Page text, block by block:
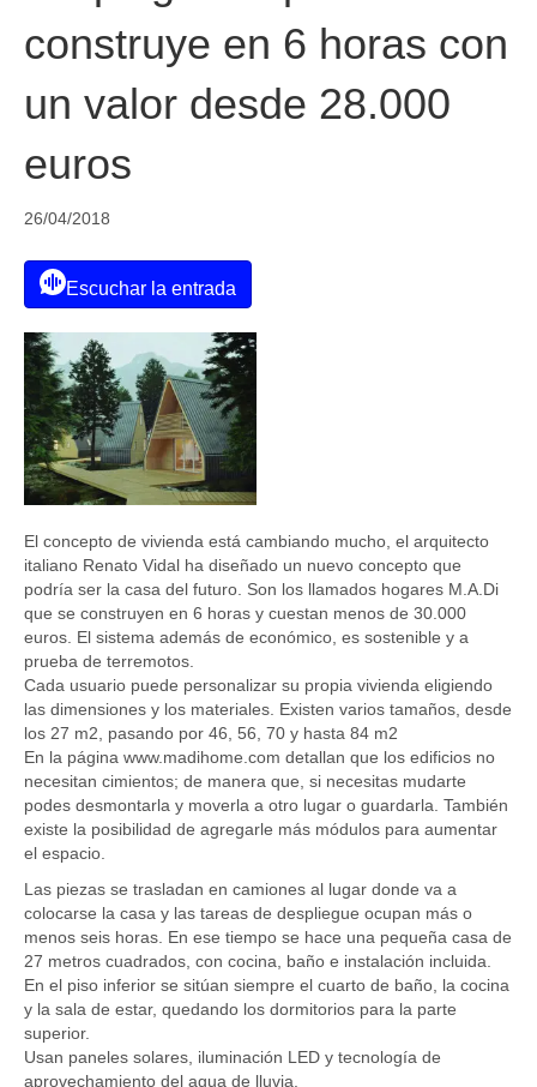
construye en 6 horas con
un valor desde 28.000
euros
26/04/2018
Escuchar la entrada
El concepto de vivienda está cambiando mucho, el arquitecto
italiano Renato Vidal ha diseñado un nuevo concepto que
podría ser la casa del futuro. Son los llamados hogares M.A.Di
que se construyen en 6 horas y cuestan menos de 30.000
euros. El sistema además de económico, es sostenible y a
prueba de terremotos.
Cada usuario puede personalizar su propia vivienda eligiendo
las dimensiones y los materiales. Existen varios tamaños, desde
los 27 m2, pasando por 46, 56, 70 y hasta 84 m2
En la página www.madihome.com detallan que los edificios no
necesitan cimientos; de manera que, si necesitas mudarte
podes desmontarla y moverla a otro lugar o guardarla. También
existe la posibilidad de agregarle más módulos para aumentar
el espacio.
Las piezas se trasladan en camiones al lugar donde va a
colocarse la casa y las tareas de despliegue ocupan más o
menos seis horas. En ese tiempo se hace una pequeña casa de
27 metros cuadrados, con cocina, baño e instalación incluida.
En el piso inferior se sitúan siempre el cuarto de baño, la cocina
y la sala de estar, quedando los dormitorios para la parte
superior.
Usan paneles solares, iluminación LED y tecnología de
aprovechamiento del agua de lluvia.